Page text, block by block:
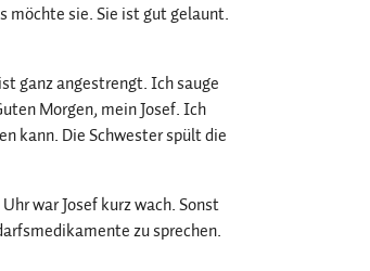
möchte sie. Sie ist gut gelaunt.
ganz angestrengt. Ich sauge
Morgen, mein Josef. Ich
kann. Die Schwester spült die
war Josef kurz wach. Sonst
zu sprechen.